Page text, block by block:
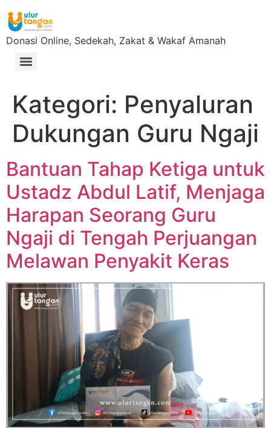
Donasi Online, Sedekah, Zakat & Wakaf Amanah
Kategori: Penyaluran
Dukungan Guru Ngaji
Bantuan Tahap Ketiga untuk
Ustadz Abdul Latif, Menjaga
Harapan Seorang Guru
Ngaji di Tengah Perjuangan
Melawan Penyakit Keras